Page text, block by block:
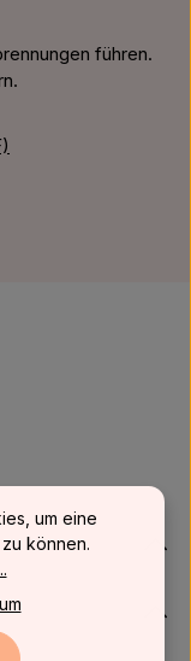
führen.
um eine
können.